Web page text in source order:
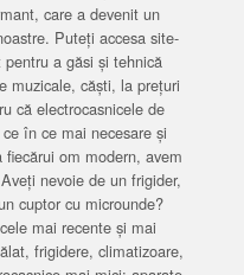
care a devenit un
Puteți accesa site-
a găsi și tehnică
muzicale, căști, la prețuri
că electrocasnicele de
în ce mai necesare și
om modern, avem
nevoie de un frigider,
cuptor cu microunde?
mai recente și mai
frigidere, climatizoare,